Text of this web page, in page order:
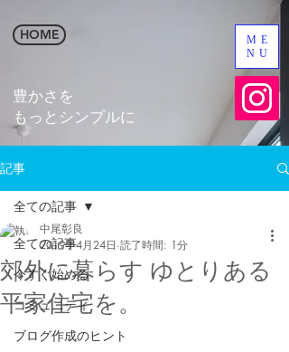
HOME
​豊かさを
​もっとシンプルに
ME
NU
記事
全ての記事
今すぐ始める
コミュニティ
ブログ作成のヒント
全ての記事
郊外に暮らす ゆとりある
平家住宅を。
中尾彰良
2019年4月24日 読了時間: 1分